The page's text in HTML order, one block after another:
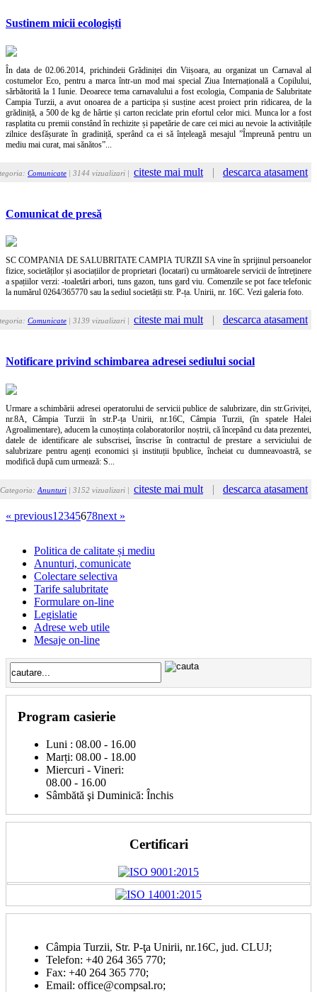
Sustinem micii ecologiști
În data de 02.06.2014, prichindeii Grădiniței din Viișoara, au organizat un Carnaval al
costumelor Eco, pentru a marca într-un mod mai special Ziua Internațională a Copilului,
sărbătorită la 1 Iunie. Deoarece tema carnavalului a fost ecologia, Compania de Salubritate
Campia Turzii, a avut onoarea de a participa și susține acest proiect prin ridicarea, de la
grădiniță, a 500 de kg de hârtie și carton reciclate prin efortul celor mici. Munca lor a fost
rasplatita cu premii constând în rechizite și papetărie de care cei mici au nevoie la activitățile
zilnice desfășurate în gradiniță, sperând ca ei să înțeleagă mesajul ”Împreună pentru un
mediu mai curat, mai sănătos”...
Comunicate | 3144 vizualizari | citeste mai mult | descarca atasament
Comunicat de presă
SC COMPANIA DE SALUBRITATE CAMPIA TURZII SA vine în sprijinul persoanelor
fizice, societăților și asociațiilor de proprietari (locatari) cu următoarele servicii de întreținere
a spațiilor verzi: -toaletări arbori, tuns gazon, tuns gard viu. Comenzile se pot face telefonic
la numărul 0264/365770 sau la sediul societății str. P-ța. Unirii, nr. 16C. Vezi galeria foto.
Comunicate | 3139 vizualizari | citeste mai mult | descarca atasament
Notificare privind schimbarea adresei sediului social
Urmare a schimbării adresei operatorului de servicii publice de salubrizare, din str.Griviței,
nr.8A, Câmpia Turzii în str.P-ța Unirii, nr.16C, Câmpia Turzii, (în spatele Halei
Agroalimentare), aducem la cunoștința colaboratorilor noștrii, că începând cu data prezentei,
datele de identificare ale subscrisei, înscrise în contractul de prestare a serviciului de
salubrizare pentru agenți economici și instituții bpublice, încheiat cu dumneavoastră, se
modifică după cum urmează: S...
Categoria: Anunturi | 3152 vizualizari | citeste mai mult | descarca atasament
« previous1 2345678next »
Politica de calitate și mediu
Anunturi, comunicate
Colectare selectiva
Tarife salubritate
Formulare on-line
Legislatie
Adrese web utile
Mesaje on-line
Program casierie
Luni : 08.00 - 16.00
Marți: 08.00 - 18.00
Miercuri - Vineri:
08.00 - 16.00
Sâmbătă şi Duminică: Închis
Certificari
Câmpia Turzii, Str. P-ţa Unirii, nr.16C, jud. CLUJ;
Telefon: +40 264 365 770;
Fax: +40 264 365 770;
Email: office@compsal.ro;